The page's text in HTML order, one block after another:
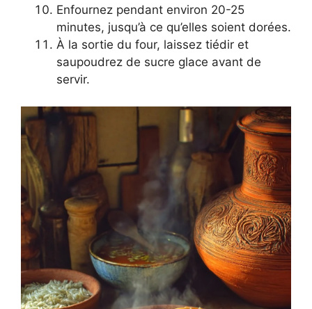
Enfournez pendant environ 20-25
minutes, jusqu’à ce qu’elles soient dorées.
À la sortie du four, laissez tiédir et
saupoudrez de sucre glace avant de
servir.